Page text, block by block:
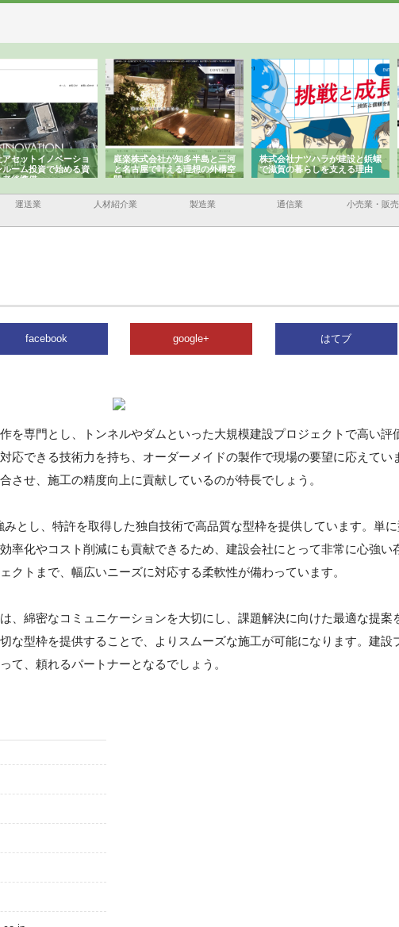
セットイノベーショ
ルーム投資で始める資
老後準備
庭楽株式会社が知多半島と三河
と名古屋で叶える理想の外構空
間
株式会社ナツハラが建設と鋲螺
で滋賀の暮らしを支える理由
運送業 人材紹介業 製造業 通信業 小売業・販
facebook google+ はてブ
を専門とし、トンネルやダムといった大規模建設プロジェクトで高い評
応できる技術力を持ち、オーダーメイドの製作で現場の要望に応えてい
させ、施工の精度向上に貢献しているのが特長でしょう。
とし、特許を取得した独自技術で高品質な型枠を提供しています。単
率化やコスト削減にも貢献できるため、建設会社にとって非常に心強い
クトまで、幅広いニーズに対応する柔軟性が備わっています。
、綿密なコミュニケーションを大切にし、課題解決に向けた最適な提案
な型枠を提供することで、よりスムーズな施工が可能になります。建設
て、頼れるパートナーとなるでしょう。